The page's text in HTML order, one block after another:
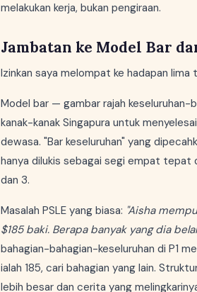
melakukan kerja, bukan pengiraan.
Jambatan ke Model Bar
Izinkan saya melompat ke hadapan lima
Model bar — gambar rajah
kanak-kanak Singapura untuk
dewasa. "Bar keseluruhan" yang
hanya dilukis sebagai segi empat tepat
dan 3.
Masalah PSLE yang biasa: "Aisha
$185 baki. Berapa banyak yang dia
bahagian-bahagian-keseluruhan di P1
ialah 185, cari bahagian yang lain.
lebih besar dan cerita yang